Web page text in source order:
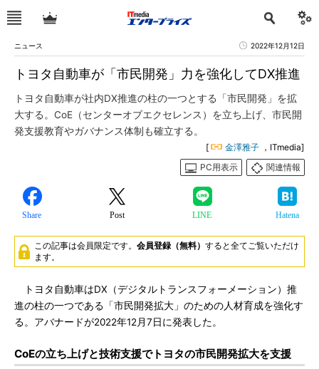
ニュース 2022年12月12日
トヨタ自動車が「市民開発」力を強化してDX推進
トヨタ自動車が社内DX推進の柱の一つとする「市民開発」を拡
大する。CoE（センターオブエクセレンス）を立ち上げ、市民開
発支援教育やガバナンス体制も確立する。
[ 金澤雅子 ，ITmedia]
PC用表示
関連情報
Share Post LINE Hatena
この記事は会員限定です。 会員登録（無料） すると全てご覧いただけ
ます。
トヨタ自動車はDX（デジタルトランスフォーメーション）推
進の柱の一つである「市民開発拡大」のための人材育成を強化す
る。アバナードが2022年12月7日に発表した。
CoEの立ち上げと技術支援でトヨタの市民開発拡大を支援